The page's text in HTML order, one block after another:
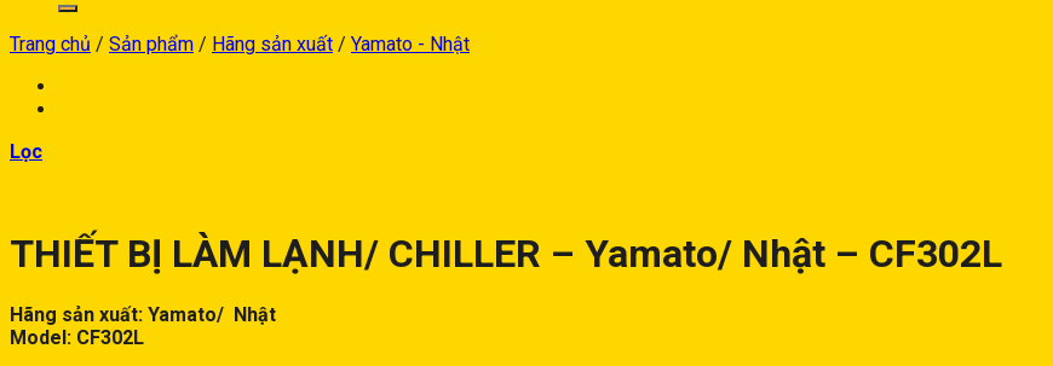
Trang chủ / Sản phẩm / Hãng sản xuất / Yamato - Nhật
Lọc
THIẾT BỊ LÀM LẠNH/ CHILLER – Yamato/ Nhật – CF302L
Hãng sản xuất: Yamato/ Nhật
Model: CF302L